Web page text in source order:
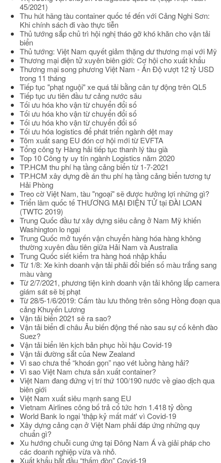
45/2021)
Thu hút hãng tàu container quốc tế đến với Cảng Nghi Sơn:
Khi chính sách đi vào thực tiễn
Thủ tướng sắp chủ trì hội nghị tháo gỡ khó khăn cho vận tải
biển
Thủ tướng: Việt Nam quyết giảm thặng dư thương mại với Mỹ
Thương mại điện tử xuyên biên giới: Cơ hội cho xuất khẩu
Thương mại song phương Việt Nam - Ấn Độ vượt 12 tỷ USD
trong 11 tháng
Tiếp tục "phạt nguội" xe quá tải bằng cân tự động trên QL5
Tiếp tục ưu tiên đầu tư cảng nước sâu
Tối ưu hóa kho vận từ chuyển đổi số
Tối ưu hóa kho vận từ chuyển đổi số
Tối ưu hóa kho vận từ chuyển đổi số
Tối ưu hóa logistics để phát triển ngành dệt may
Tôm xuất sang EU đón cơ hội mới từ EVFTA
Tổng công ty Hàng hải tiếp tục thanh lý tàu già
Top 10 Công ty uy tín ngành Logistics năm 2020
TP.HCM thu phí hạ tầng cảng biển từ 1-7-2021
TP.HCM xây dựng đề án thu phí hạ tầng cảng biển tương tự
Hải Phòng
Treo cờ Việt Nam, tàu "ngoại" sẽ được hưởng lợi những gì?
Triển lãm quốc tế THƯƠNG MẠI ĐIỆN TỬ tại ĐÀI LOAN
(TWTC 2019)
Trung Quốc đầu tư xây dựng siêu cảng ở Nam Mỹ khiến
Washington lo ngại
Trung Quốc mở tuyến vận chuyển hàng hóa hàng không
thường xuyên đầu tiên giữa Hải Nam và Australia
Trung Quốc siết kiểm tra hàng hoá nhập khẩu
Từ 1/8: Xe kinh doanh vận tải phải đổi biển số màu trắng sang
màu vàng
Từ 2/7/2021, phương tiện kinh doanh vận tải không lắp camera
giám sát sẽ bị phạt
Từ 28/5-1/6/2019: Cấm tàu lưu thông trên sông Hồng đoạn qua
cảng Khuyến Lương
Vận tải biển 2021 sẽ ra sao?
Vận tải biển đi châu Âu biến động thế nào sau sự cố kênh đào
Suez?
Vận tải biển lên kịch bản phục hồi hậu Covid-19
Vận tải đường sắt của New Zealand
Vì sao chưa thể “khoán gọn” nạo vét luồng hàng hải?
Vì sao Việt Nam chưa sản xuất container?
Việt Nam đang đứng vị trí thứ 100/190 nước về giao dịch qua
biên giới
Việt Nam xuất siêu mạnh sang EU
Vietnam Airlines công bố trả cổ tức hơn 1.418 tỷ đồng
World Bank lo ngại 'thập kỷ mất mát' vì Covid-19
Xây dựng cảng cạn ở Việt Nam phải đáp ứng những quy
chuẩn gì?
Xu hướng chuỗi cung ứng tại Đông Nam Á và giải pháp cho
các doanh nghiệp vừa và nhỏ.
Xuất khẩu bắt đầu “thấm đòn” Covid-19